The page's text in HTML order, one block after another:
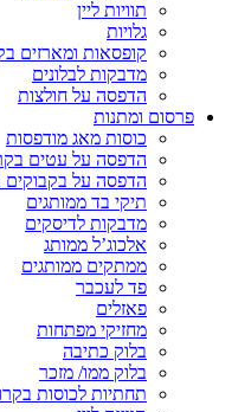
תוויות ליין
גלויות
קופסאות ומארזים
מדבקות לבלונים
הדפסה על חולצות
פרסום ומתנות
כוסות מאג מודפסות
הדפסה על עטים
הדפסה על בקבוקים
תיקי בד ממותגים
מדבקות לדיסקים
אלכוג’ל ממותג
ממתקים ממותגים
פד לעכבר
פאזלים
מחזיקי מפתחות
בלוק כתיבה
בלוק ממו/ מזכר
תחתיות לכוסות